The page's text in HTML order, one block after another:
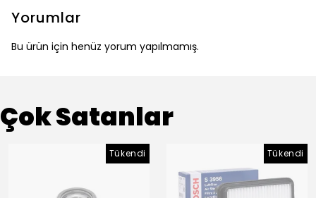
Yorumlar
Bu ürün için henüz yorum yapılmamış.
Çok Satanlar
Tükendi Tükendi